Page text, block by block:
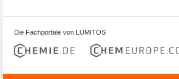
Die Fachportale von LUMITOS